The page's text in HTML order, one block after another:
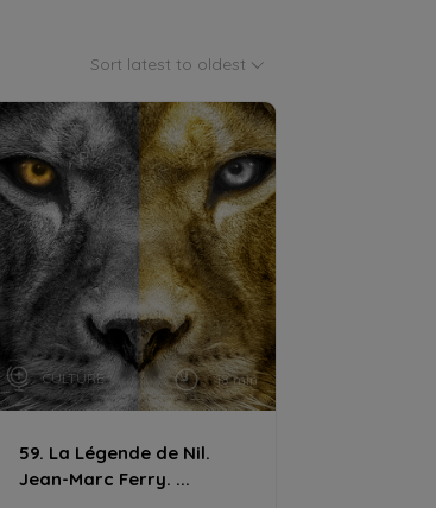
Sort latest to oldest
CULTURE 18 min
59. La Légende de Nil.
Jean-Marc Ferry. ...